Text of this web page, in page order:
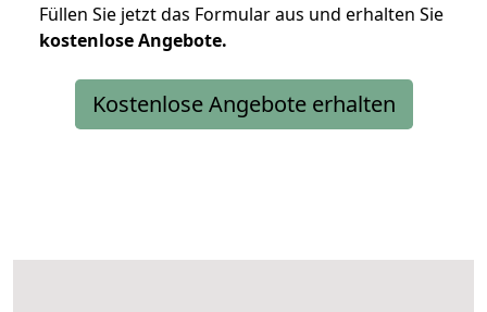
Füllen Sie jetzt das Formular aus und erhalten Sie
kostenloseAngebote.
Kostenlose Angebote erhalten